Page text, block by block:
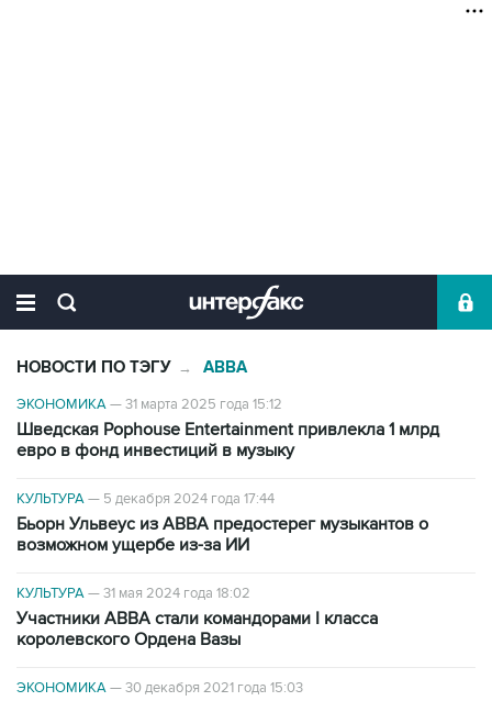
НОВОСТИ ПО ТЭГУ → ABBA
ЭКОНОМИКА—31 марта 2025 года 15:12
Шведская Pophouse Entertainment привлекла 1 млрд
евро в фонд инвестиций в музыку
КУЛЬТУРА— 5 декабря 2024 года 17:44
Бьорн Ульвеус из ABBA предостерег музыкантов о
возможном ущербе из-за ИИ
КУЛЬТУРА—31 мая 2024 года 18:02
Участники ABBA стали командорами I класса
королевского Ордена Вазы
ЭКОНОМИКА—30 декабря 2021 года 15:03